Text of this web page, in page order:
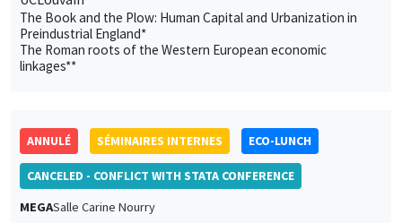
The Book and the Plow: Human Capital and Urbanization in
Preindustrial England*
The Roman roots of the Western European economic
linkages**
ANNULÉ SÉMINAIRES INTERNES ECO-LUNCH
CANCELED - CONFLICT WITH STATA CONFERENCE
MEGASalle Carine Nourry